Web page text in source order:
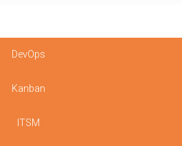
DevOps
Kanban
ITSM